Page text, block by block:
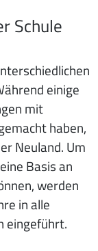
Schule
einige
mit
haben,
Neuland. Um
Basis an
werden
in alle
eingeführt.